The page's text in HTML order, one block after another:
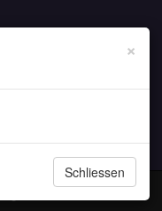
×
Schliessen